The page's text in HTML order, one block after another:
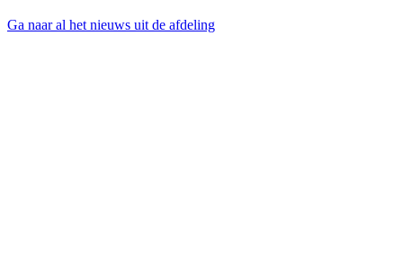
Ga naar al het nieuws uit de afdeling